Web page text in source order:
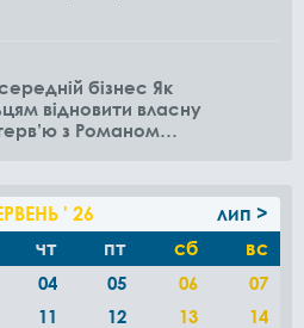
бізнес Як
відновити власну
з Романом
' 26
лип >
чт пт сб вс
04 05 06
07
11 12 13
14